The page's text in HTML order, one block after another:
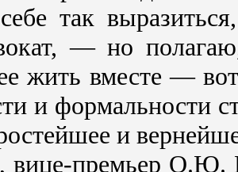
так
— но
жить вместе —
и формальности
и
вице-премьер О.Ю.